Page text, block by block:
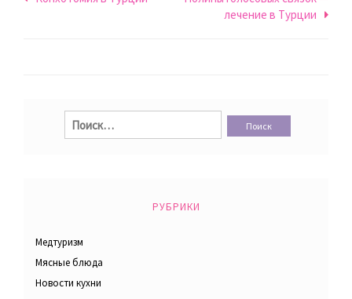
лечение в Турции
Найти:
РУБРИКИ
Медтуризм
Мясные блюда
Новости кухни